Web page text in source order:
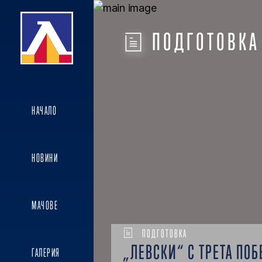
НАЧАЛО
НОВИНИ
МАЧОВЕ
ГАЛЕРИЯ
ПОДГОТОВКА
ПОДГОТОВКА
„ЛЕВСКИ“ С ТРЕТА